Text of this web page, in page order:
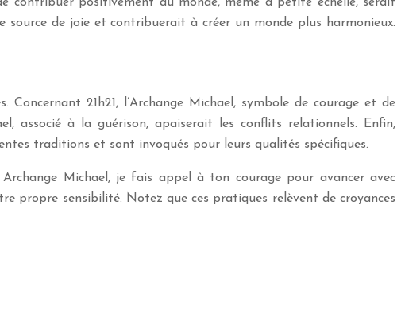
de joie et contribuerait à créer un monde plus harmonieux.
21h21, l’Archange Michael, symbole de courage et de
associé à la guérison, apaiserait les conflits relationnels. Enfin,
traditions et sont invoqués pour leurs qualités spécifiques.
Michael, je fais appel à ton courage pour avancer avec
propre sensibilité. Notez que ces pratiques relèvent de croyances